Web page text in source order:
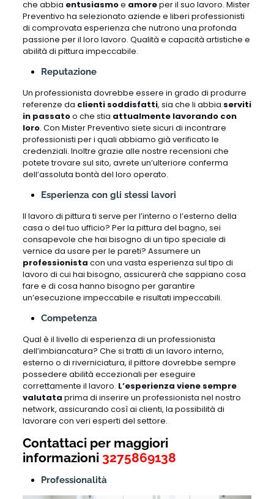
che abbia entusiasmoe amoreper il suo lavoro. Mister
Preventivo ha selezionato aziende e liberi professionisti
di comprovata esperienza che nutrono una profonda
passione per il loro lavoro. Qualità e capacità artistiche e
abilità di pittura impeccabile.
Reputazione
Un professionista dovrebbe essere in grado di produrre
referenze da clienti soddisfatti, sia che li abbia serviti
in passatoo che stia attualmente lavorando con
loro. Con Mister Preventivo siete sicuri di incontrare
professionisti per i quali abbiamo già verificato le
credenziali. Inoltre grazie alle nostre recensioni che
potete trovare sul sito, avrete un’ulteriore conferma
dell’assoluta bontà del loro operato.
Esperienza con gli stessi lavori
Il lavoro di pittura ti serve per l’interno o l’esterno della
casa o del tuo ufficio? Per la pittura del bagno, sei
consapevole che hai bisogno di un tipo speciale di
vernice da usare per le pareti? Assumere un
professionista con una vasta esperienza sul tipo di
lavoro di cui hai bisogno, assicurerà che sappiano cosa
fare e di cosa hanno bisogno per garantire
un’esecuzione impeccabile e risultati impeccabili.
Competenza
Qual è il livello di esperienza di un professionista
dell’imbiancatura? Che si tratti di un lavoro interno,
esterno o di riverniciatura, il pittore dovrebbe sempre
possedere abilità eccezionali per eseguire
correttamente il lavoro. L’esperienza viene sempre
valutata prima di inserire un professionista nel nostro
network, assicurando così ai clienti, la possibilità di
lavorare con veri esperti del settore.
Contattaci per maggiori
informazioni 3275869138
Professionalità